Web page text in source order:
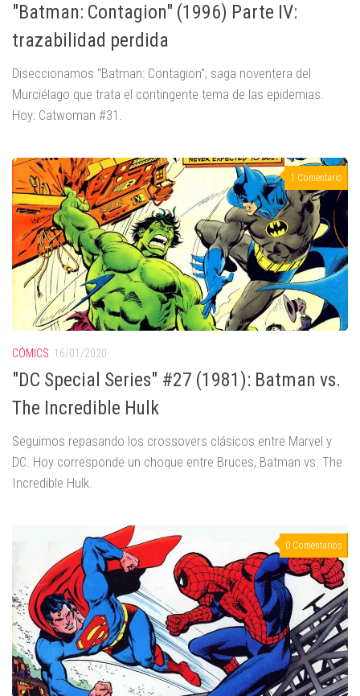
"Batman: Contagion" (1996) Parte IV:
trazabilidad perdida
Diseccionamos "Batman: Contagion", saga noventera del
Murciélago que trata el contingente tema de las epidemias.
Hoy: Catwoman #31.
1 Comentario
CÓMICS 16/01/2020
"DC Special Series" #27 (1981): Batman vs.
The Incredible Hulk
Seguimos repasando los crossovers clásicos entre Marvel y
DC. Hoy corresponde un choque entre Bruces, Batman vs. The
Incredible Hulk.
0 Comentarios